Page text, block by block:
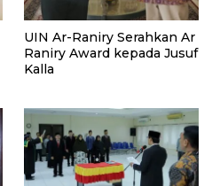
UIN Ar-Raniry Serahkan Ar
Raniry Award kepada Jusuf
Kalla